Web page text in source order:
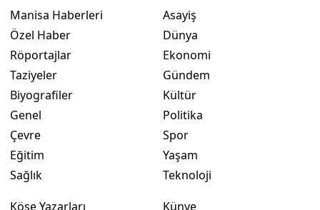
Manisa Haberleri
Özel Haber
Röportajlar
Taziyeler
Biyografiler
Genel
Çevre
Eğitim
Sağlık
Asayiş
Dünya
Ekonomi
Gündem
Kültür
Politika
Spor
Yaşam
Teknoloji
Köşe Yazarları
Künye